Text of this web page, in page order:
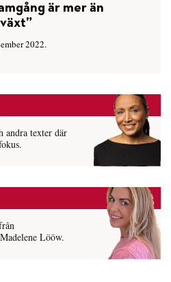
är mer än
2022.
andra texter där
Lööw.